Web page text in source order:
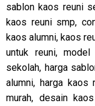
sablon kaos reuni
kaos reuni smp,
kaos alumni, kaos
untuk reuni,
sekolah, harga
alumni, harga kaos
murah, desain